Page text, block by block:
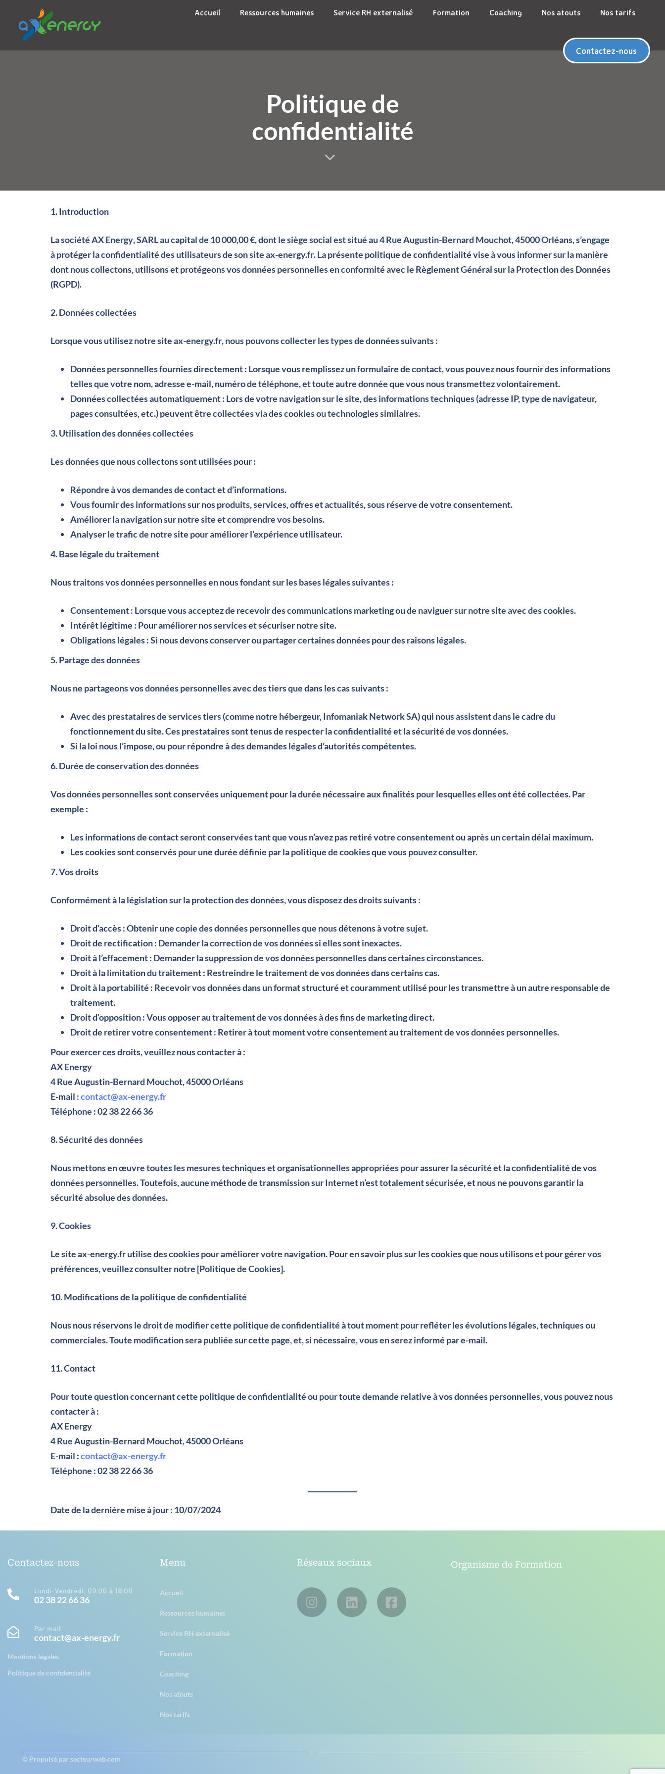
Accueil Ressources humaines Service RH externalisé Formation Coaching Nos atouts Nos tarifs
Contactez-nous
Politique de
confidentialité
1. Introduction
La sociétéAX Energy, SARL au capital de 10 000,00 €, dont le siège social est situé au 4 Rue Augustin-Bernard Mouchot, 45000 Orléans, s’engage
à protéger la confidentialité des utilisateurs de son siteax-energy.fr. La présente politique de confidentialité vise à vous informer sur la manière
dont nous collectons, utilisons et protégeons vos données personnelles en conformité avec le Règlement Général sur la Protection des Données
(RGPD).
2. Données collectées
Lorsque vous utilisez notre siteax-energy.fr, nous pouvons collecter les types de données suivants :
Données personnelles fournies directement: Lorsque vous remplissez un formulaire de contact, vous pouvez nous fournir des informations
telles que votre nom, adresse e-mail, numéro de téléphone, et toute autre donnée que vous nous transmettez volontairement.
Données collectées automatiquement: Lors de votre navigation sur le site, des informations techniques (adresse IP, type de navigateur,
pages consultées, etc.) peuvent être collectées via des cookies ou technologies similaires.
3. Utilisation des données collectées
Les données que nous collectons sont utilisées pour :
Répondre à vos demandes de contact et d’informations.
Vous fournir des informations sur nos produits, services, offres et actualités, sous réserve de votre consentement.
Améliorer la navigation sur notre site et comprendre vos besoins.
Analyser le trafic de notre site pour améliorer l’expérience utilisateur.
4. Base légale du traitement
Nous traitons vos données personnelles en nous fondant sur les bases légales suivantes :
Consentement: Lorsque vous acceptez de recevoir des communications marketing ou de naviguer sur notre site avec des cookies.
Intérêt légitime : Pour améliorer nos services et sécuriser notre site.
Obligations légales: Si nous devons conserver ou partager certaines données pour des raisons légales.
5. Partage des données
Nous ne partageons vos données personnelles avec des tiers que dans les cas suivants :
Avec des prestataires de services tiers (comme notre hébergeur, Infomaniak Network SA) qui nous assistent dans le cadre du
fonctionnement du site. Ces prestataires sont tenus de respecter la confidentialité et la sécurité de vos données.
Si la loi nous l’impose, ou pour répondre à des demandes légales d’autorités compétentes.
6. Durée de conservation des données
Vos données personnelles sont conservées uniquement pour la durée nécessaire aux finalités pour lesquelles elles ont été collectées. Par
exemple :
Les informations de contact seront conservées tant que vous n’avez pas retiré votre consentement ou après un certain délai maximum.
Les cookies sont conservés pour une durée définie par la politique de cookies que vous pouvez consulter.
7. Vos droits
Conformément à la législation sur la protection des données, vous disposez des droits suivants :
Droit d’accès: Obtenir une copie des données personnelles que nous détenons à votre sujet.
Droit de rectification: Demander la correction de vos données si elles sont inexactes.
Droit à l’effacement: Demander la suppression de vos données personnelles dans certaines circonstances.
Droit à la limitation du traitement: Restreindre le traitement de vos données dans certains cas.
Droit à la portabilité : Recevoir vos données dans un format structuré et couramment utilisé pour les transmettre à un autre responsable de
traitement.
Droit d’opposition: Vous opposer au traitement de vos données à des fins de marketing direct.
Droit de retirer votre consentement: Retirer à tout moment votre consentement au traitement de vos données personnelles.
Pour exercer ces droits, veuillez nous contacter à :
AX Energy
4 Rue Augustin-Bernard Mouchot, 45000 Orléans
E-mail :contact@ax-energy.fr
Téléphone : 02 38 22 66 36
8. Sécurité des données
Nous mettons en œuvre toutes les mesures techniques et organisationnelles appropriées pour assurer la sécurité et la confidentialité de vos
données personnelles. Toutefois, aucune méthode de transmission sur Internet n’est totalement sécurisée, et nous ne pouvons garantir la
sécurité absolue des données.
9. Cookies
Le siteax-energy.frutilise des cookies pour améliorer votre navigation. Pour en savoir plus sur les cookies que nous utilisons et pour gérer vos
préférences, veuillez consulter notre [Politique de Cookies].
10. Modifications de la politique de confidentialité
Nous nous réservons le droit de modifier cette politique de confidentialité à tout moment pour refléter les évolutions légales, techniques ou
commerciales. Toute modification sera publiée sur cette page, et, si nécessaire, vous en serez informé par e-mail.
11. Contact
Pour toute question concernant cette politique de confidentialité ou pour toute demande relative à vos données personnelles, vous pouvez nous
contacter à :
AX Energy
4 Rue Augustin-Bernard Mouchot, 45000 Orléans
E-mail :contact@ax-energy.fr
Téléphone : 02 38 22 66 36
Date de la dernière mise à jour : 10/07/2024
Contactez-nous
Lundi-Vendredi: 09:00 à 18:00
02 38 22 66 36
Par mail
contact@ax-energy.fr
Mentions légales
Politique de confidentialité
Menu
Accueil
Ressources humaines
Service RH externalisé
Formation
Coaching
Nos atouts
Nos tarifs
Réseaux sociaux Organisme de Formation
© Propulsé par secteurweb.com